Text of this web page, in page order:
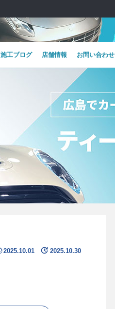
施工ブログ 店舗情報 お問い合わせ
2025.10.01 2025.10.30